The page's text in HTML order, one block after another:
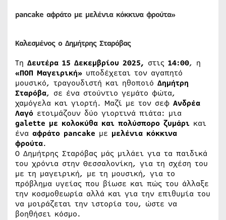
pancake αφράτο με μελένια κόκκινα φρούτα»
Καλεσμένος ο Δημήτρης Σταρόβας
Τη Δευτέρα 15 Δεκεμβρίου 2025, στις 14:00, η
«ΠΟΠ Μαγειρική» υποδέχεται τον αγαπητό
μουσικό, τραγουδιστή και ηθοποιό Δημήτρη
Σταρόβα, σε ένα στούντιο γεμάτο φώτα,
χαμόγελα και γιορτή. Μαζί με τον σεφ Ανδρέα
Λαγό ετοιμάζουν δύο γιορτινά πιάτα: μια
galette με κολοκύθα και πολύσπορο ζυμάρι και
ένα αφράτο pancake με μελένια κόκκινα
φρούτα.
Ο Δημήτρης Σταρόβας μάς μιλάει για τα παιδικά
του χρόνια στην Θεσσαλονίκη, για τη σχέση του
με τη μαγειρική, με τη μουσική, για το
πρόβλημα υγείας που βίωσε και πώς του άλλαξε
την κοσμοθεωρία αλλά και για την επιθυμία του
να μοιράζεται την ιστορία του, ώστε να
βοηθήσει κόσμο.